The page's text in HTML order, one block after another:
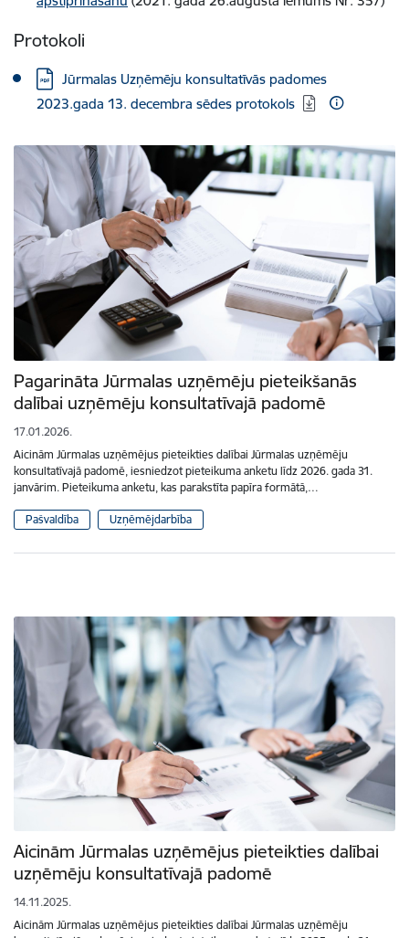
Protokoli
Lejupielādēt:
Jūrmalas Uzņēmēju konsultatīvās padomes
2023.gada 13. decembra sēdes protokols
Pagarināta Jūrmalas uzņēmēju pieteikšanās
dalībai uzņēmēju konsultatīvajā padomē
17.01.2026.
Aicinām Jūrmalas uzņēmējus pieteikties dalībai Jūrmalas uzņēmēju
konsultatīvajā padomē, iesniedzot pieteikuma anketu līdz 2026. gada 31.
janvārim. Pieteikuma anketu, kas parakstīta papīra formātā,…
Pašvaldība Uzņēmējdarbība
Aicinām Jūrmalas uzņēmējus pieteikties dalībai
uzņēmēju konsultatīvajā padomē
14.11.2025.
Aicinām Jūrmalas uzņēmējus pieteikties dalībai Jūrmalas uzņēmēju